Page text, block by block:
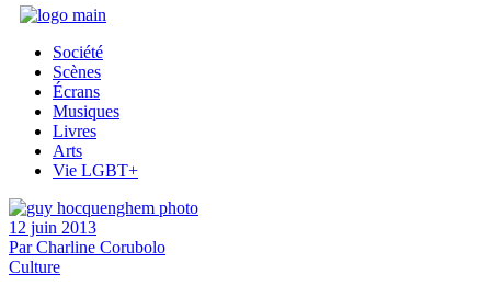
Société
Scènes
Écrans
Musiques
Livres
Arts
Vie LGBT+
12 juin 2013
ParCharline Corubolo
Culture